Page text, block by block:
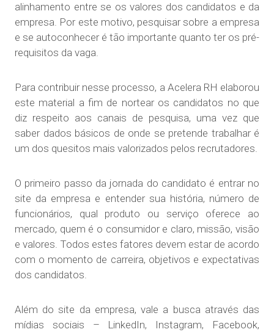
alinhamento entre se os valores dos candidatos e da
empresa. Por este motivo, pesquisar sobre a empresa
e se autoconhecer é tão importante quanto ter os pré-
requisitos da vaga.
Para contribuir nesse processo, a Acelera RH elaborou
este material a fim de nortear os candidatos no que
diz respeito aos canais de pesquisa, uma vez que
saber dados básicos de onde se pretende trabalhar é
um dos quesitos mais valorizados pelos recrutadores.
O primeiro passo da jornada do candidato é entrar no
site da empresa e entender sua história, número de
funcionários, qual produto ou serviço oferece ao
mercado, quem é o consumidor e claro, missão, visão
e valores. Todos estes fatores devem estar de acordo
com o momento de carreira, objetivos e expectativas
dos candidatos.
Além do site da empresa, vale a busca através das
mídias sociais – LinkedIn, Instagram, Facebook,